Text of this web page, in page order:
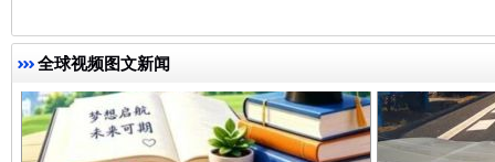
全球视频图文新闻
从幼儿园到大学，有这些资助 “